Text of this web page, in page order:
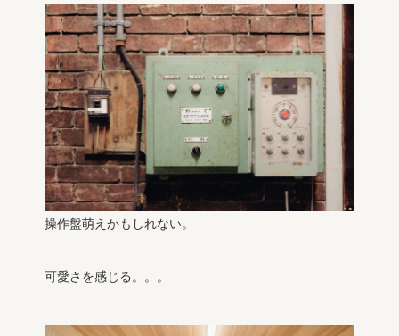
操作盤萌えかもしれない。
可愛さを感じる。。。